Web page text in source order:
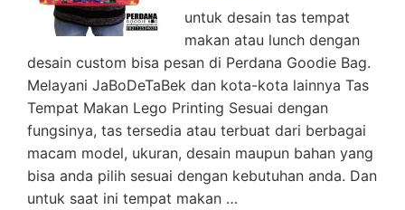
untuk desain tas tempat
makan atau lunch dengan
desain custom bisa pesan di Perdana Goodie Bag.
Melayani JaBoDeTaBek dan kota-kota lainnya Tas
Tempat Makan Lego Printing Sesuai dengan
fungsinya, tas tersedia atau terbuat dari berbagai
macam model, ukuran, desain maupun bahan yang
bisa anda pilih sesuai dengan kebutuhan anda. Dan
untuk saat ini tempat makan …